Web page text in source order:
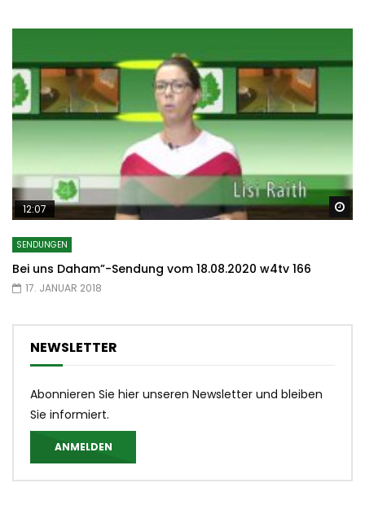
12:07
SENDUNGEN
Bei uns Daham”-Sendung vom 18.08.2020 w4tv 166
17. JANUAR 2018
NEWSLETTER
Abonnieren Sie hier unseren Newsletter und bleiben
Sie informiert.
ANMELDEN